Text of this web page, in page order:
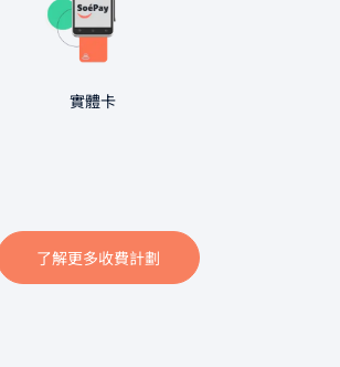
實體卡
了解更多收費計劃